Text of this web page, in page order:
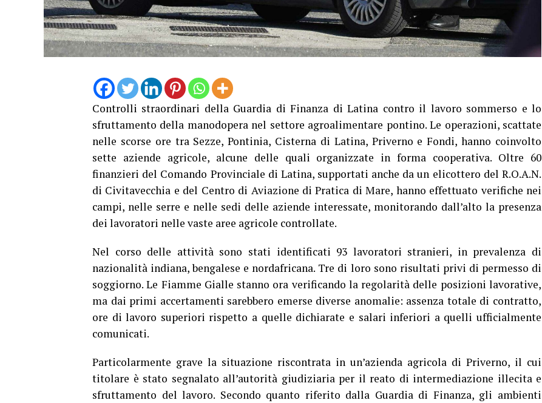
Controlli straordinari della Guardia di Finanza di Latina contro il lavoro sommerso e lo
sfruttamento della manodopera nel settore agroalimentare pontino. Le operazioni, scattate
nelle scorse ore tra Sezze, Pontinia, Cisterna di Latina, Priverno e Fondi, hanno coinvolto
sette aziende agricole, alcune delle quali organizzate in forma cooperativa. Oltre 60
finanzieri del Comando Provinciale di Latina, supportati anche da un elicottero del R.O.A.N.
di Civitavecchia e del Centro di Aviazione di Pratica di Mare, hanno effettuato verifiche nei
campi, nelle serre e nelle sedi delle aziende interessate, monitorando dall’alto la presenza
dei lavoratori nelle vaste aree agricole controllate.
Nel corso delle attività sono stati identificati 93 lavoratori stranieri, in prevalenza di
nazionalità indiana, bengalese e nordafricana. Tre di loro sono risultati privi di permesso di
soggiorno. Le Fiamme Gialle stanno ora verificando la regolarità delle posizioni lavorative,
ma dai primi accertamenti sarebbero emerse diverse anomalie: assenza totale di contratto,
ore di lavoro superiori rispetto a quelle dichiarate e salari inferiori a quelli ufficialmente
comunicati.
Particolarmente grave la situazione riscontrata in un’azienda agricola di Priverno, il cui
titolare è stato segnalato all’autorità giudiziaria per il reato di intermediazione illecita e
sfruttamento del lavoro. Secondo quanto riferito dalla Guardia di Finanza, gli ambienti